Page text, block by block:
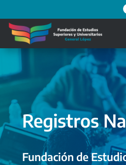
Registros
Fundación de